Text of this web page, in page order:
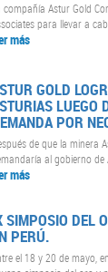
compañía Astur Gold
para llevar a
más
GOLD
LUEGO
POR
de que la minera
al gobierno de
más
SIMPOSIO DEL
PERÚ.
el 18 y 20 de mayo,